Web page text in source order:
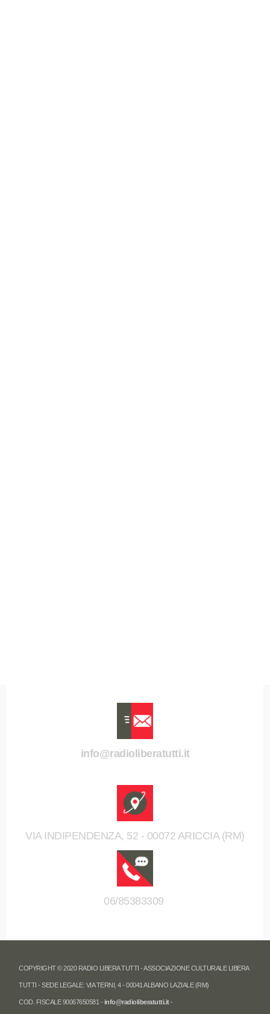
info@radioliberatutti.it
VIA INDIPENDENZA, 52 - 00072 ARICCIA (RM)
06/85383309
COPYRIGHT © 2020 RADIO LIBERA TUTTI - ASSOCIAZIONE CULTURALE LIBERA
TUTTI - SEDE LEGALE: VIA TERNI, 4 - 00041 ALBANO LAZIALE (RM)
COD. FISCALE 90067650581 - info@radioliberatutti.it-